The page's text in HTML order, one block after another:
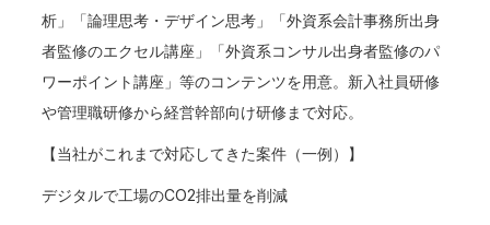
析」「論理思考・デザイン思考」「外資系会計事務所出身
者監修のエクセル講座」「外資系コンサル出身者監修のパ
ワーポイント講座」等のコンテンツを用意。新入社員研修
や管理職研修から経営幹部向け研修まで対応。
【当社がこれまで対応してきた案件（一例）】
デジタルで工場のCO2排出量を削減